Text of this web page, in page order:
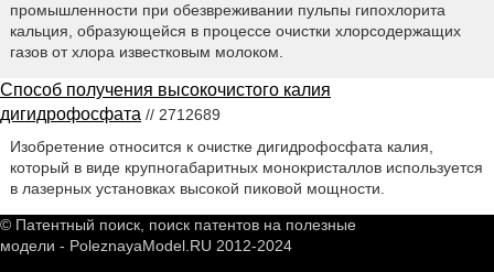
промышленности при обезвреживании пульпы гипохлорита
кальция, образующейся в процессе очистки хлорсодержащих
газов от хлора известковым молоком.
Способ получения высокочистого калия
дигидрофосфата // 2712689
Изобретение относится к очистке дигидрофосфата калия,
который в виде крупногабаритных монокристаллов используется
в лазерных установках высокой пиковой мощности.
© Патентный поиск, поиск патентов на полезные
модели - PoleznayaModel.RU 2012-2024